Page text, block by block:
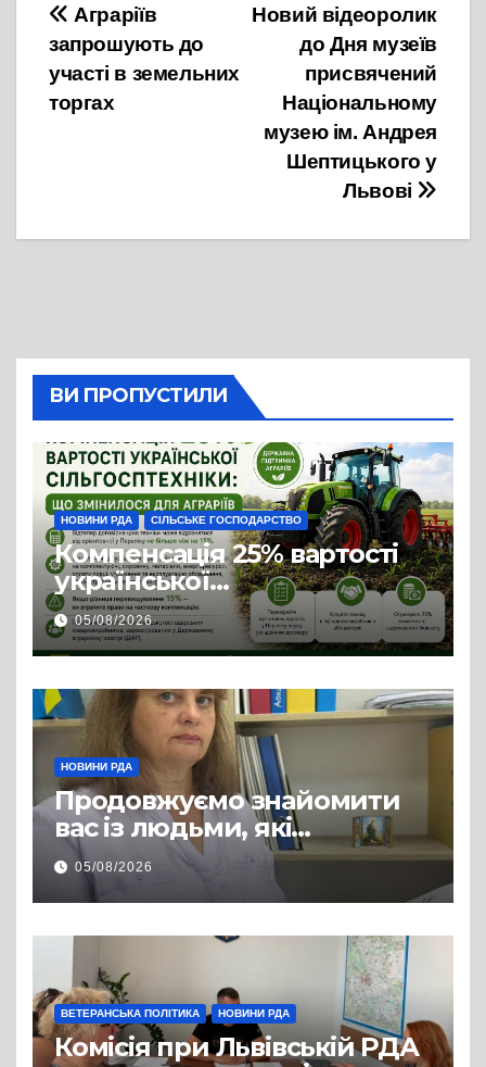
Навігація
записів
Новий відеоролик
до Дня музеїв
присвячений
Національному
музею ім. Андрея
Шептицького у
Львові
Аграріїв
запрошують до
участі в земельних
торгах
ВИ ПРОПУСТИЛИ
НОВИНИ РДА СІЛЬСЬКЕ ГОСПОДАРСТВО
Компенсація 25% вартості
української
сільгосптехніки: що
змінилося для аграріїв
05/08/2026
НОВИНИ РДА
Продовжуємо знайомити
вас із людьми, які
допомагають нашим
захисникам і захисницям
повертатися до цивільного
життя
05/08/2026
ВЕТЕРАНСЬКА ПОЛІТИКА НОВИНИ РДА
Комісія при Львівській РДА